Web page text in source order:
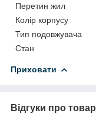
Перетин жил
Колір корпусу
Тип подовжувача
Стан
Приховати
Відгуки про товар